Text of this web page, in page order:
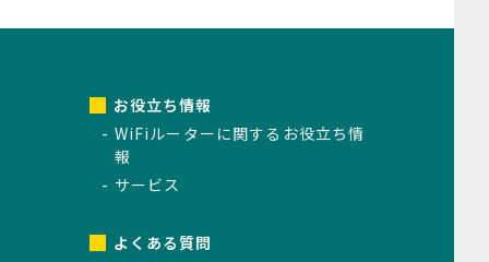
お役立ち情報
WiFiルーターに関するお役立ち情
報
サービス
よくある質問